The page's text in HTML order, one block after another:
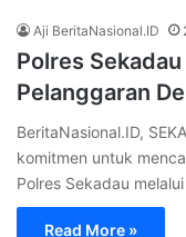
Aji BeritaNasional.ID
Polres
Pelanggaran
BeritaNasional.ID,
komitmen untuk
Polres Sekadau
Read More »